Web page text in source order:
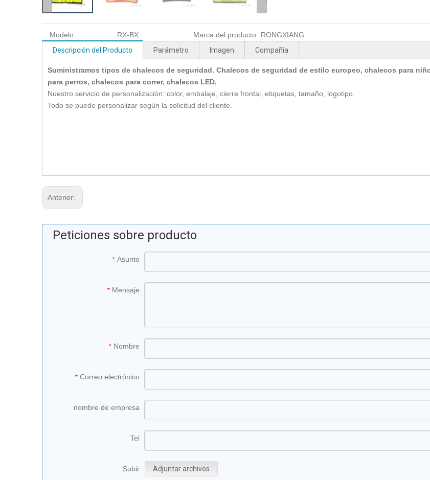
Modelo: RX-BX Marca del producto: RONGXIANG
Descripción del Producto
Parámetro Imagen Compañía
Suministramos tipos de chalecos de seguridad. Chalecos de seguridad de estilo europeo, chalecos para
para perros, chalecos para correr, chalecos LED.
Nuestro servicio de personalización: color, embalaje, cierre frontal, etiquetas, tamaño, logotipo.
Todo se puede personalizar según la solicitud del cliente.
Anterior:
Peticiones sobre producto
* Asunto
* Mensaje
* Nombre
* Correo electrónico
nombre de empresa
Tel
Subir Adjuntar archivos